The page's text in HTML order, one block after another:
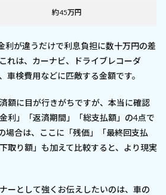
約45万円
利が違うだけで利息負担に数十万円の差
れは、カーナビ、ドライブレコーダ
車検費用などに匹敵する金額です。
額に目が行きがちですが、本当に確認
利」「返済期間」「総支払額」の4点で
場合は、ここに「残価」「最終回支払
取り額」も加えて比較すると、より現実
ーとして強くお伝えしたいのは、車の